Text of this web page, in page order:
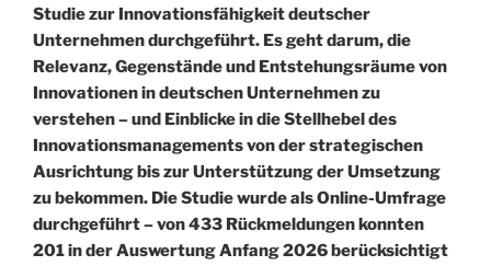
Studie zur Innovationsfähigkeit deutscher
Unternehmen durchgeführt. Es geht darum, die
Relevanz, Gegenstände und Entstehungsräume von
Innovationen in deutschen Unternehmen zu
verstehen – und Einblicke in die Stellhebel des
Innovationsmanagements von der strategischen
Ausrichtung bis zur Unterstützung der Umsetzung
zu bekommen. Die Studie wurde als Online-Umfrage
durchgeführt – von 433 Rückmeldungen konnten
201 in der Auswertung Anfang 2026 berücksichtigt